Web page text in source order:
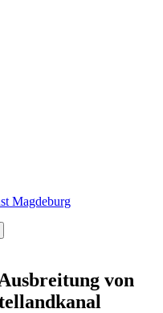
Magdeburg
von